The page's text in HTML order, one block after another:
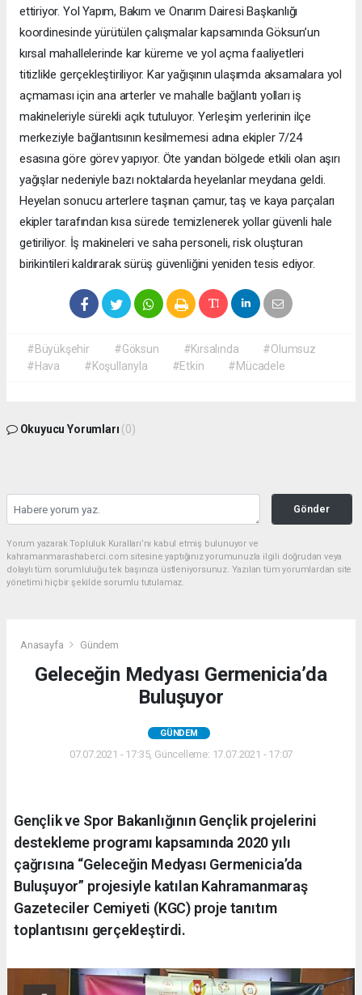
ettiriyor. Yol Yapım, Bakım ve Onarım Dairesi Başkanlığı
koordinesinde yürütülen çalışmalar kapsamında Göksun’un
kırsal mahallelerinde kar küreme ve yol açma faaliyetleri
titizlikle gerçekleştiriliyor. Kar yağışının ulaşımda aksamalara yol
açmaması için ana arterler ve mahalle bağlantı yolları iş
makineleriyle sürekli açık tutuluyor. Yerleşim yerlerinin ilçe
merkeziyle bağlantısının kesilmemesi adına ekipler 7/24
esasına göre görev yapıyor. Öte yandan bölgede etkili olan aşırı
yağışlar nedeniyle bazı noktalarda heyelanlar meydana geldi.
Heyelan sonucu arterlere taşınan çamur, taş ve kaya parçaları
ekipler tarafından kısa sürede temizlenerek yollar güvenli hale
getiriliyor. İş makineleri ve saha personeli, risk oluşturan
birikintileri kaldırarak sürüş güvenliğini yeniden tesis ediyor.
#Büyükşehir #Göksun #Kırsalında
#Olumsuz
#Hava
#Koşullarıyla #Etkin #Mücadele
Okuyucu Yorumları (0)
Gönder
Yorum yazarak Topluluk Kuralları’nı kabul etmiş bulunuyor ve
kahramanmarashaberci.com sitesine yaptığınız yorumunuzla ilgili doğrudan veya
dolaylı tüm sorumluluğu tek başınıza üstleniyorsunuz. Yazılan tüm yorumlardan site
yönetimi hiçbir şekilde sorumlu tutulamaz.
Anasayfa Gündem
Geleceğin Medyası Germenicia’da
Buluşuyor
GÜNDEM
07.07.2021 - 17:35, Güncelleme: 17.07.2021 - 17:07
Gençlik ve Spor Bakanlığının Gençlik projelerini
destekleme programı kapsamında 2020 yılı
çağrısına “Geleceğin Medyası Germenicia’da
Buluşuyor” projesiyle katılan Kahramanmaraş
Gazeteciler Cemiyeti (KGC) proje tanıtım
toplantısını gerçekleştirdi.